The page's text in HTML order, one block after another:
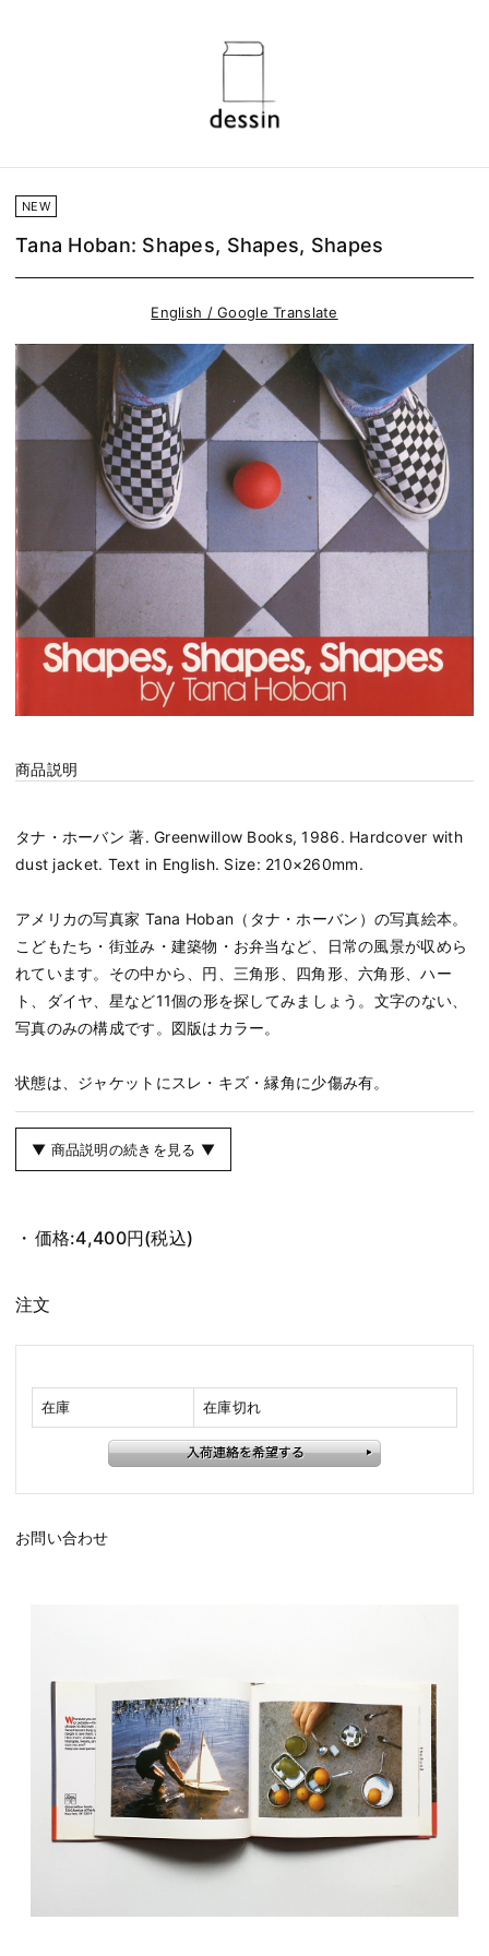
NEW
Tana Hoban: Shapes, Shapes, Shapes
English / Google Translate
商品説明
タナ・ホーバン 著. Greenwillow Books, 1986. Hardcover with
dust jacket. Text in English. Size: 210×260mm.
アメリカの写真家 Tana Hoban（タナ・ホーバン）の写真絵本。
こどもたち・街並み・建築物・お弁当など、日常の風景が収めら
れています。その中から、円、三角形、四角形、六角形、ハー
ト、ダイヤ、星など11個の形を探してみましょう。文字のない、
写真のみの構成です。図版はカラー。
状態は、ジャケットにスレ・キズ・縁角に少傷み有。
▼ 商品説明の続きを見る ▼
価格:4,400円(税込)
注文
在庫 在庫切れ
お問い合わせ